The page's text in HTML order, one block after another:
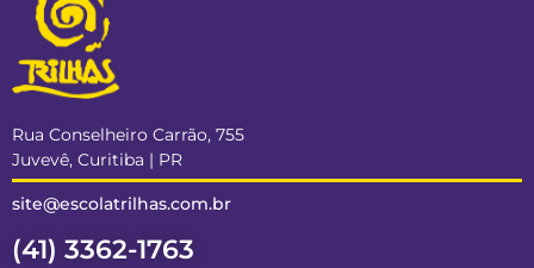
Rua Conselheiro Carrão, 755
Juvevê, Curitiba | PR
site@escolatrilhas.com.br
(41) 3362-1763